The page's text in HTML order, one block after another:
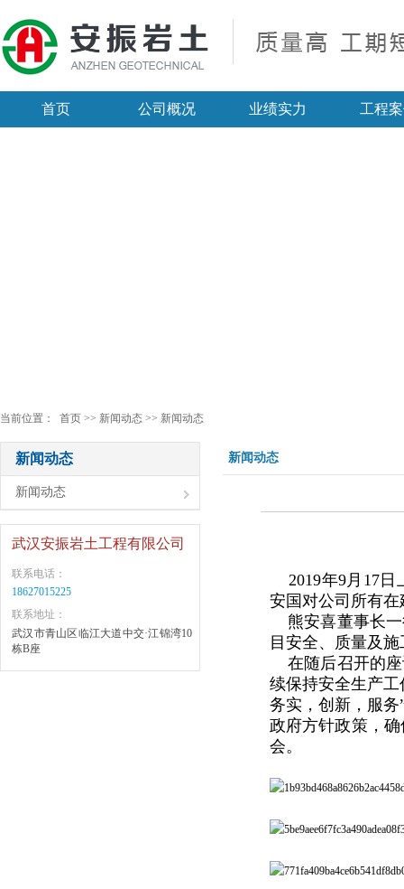
首页 公司概况 业绩实力 工程
当前位置： 首页 >> 新闻动态 >> 新闻动态
新闻动态
新闻动态
武汉安振岩土工程有限公司
联系电话：
18627015225
联系地址：
武汉市青山区临江大道中交·江锦湾10
栋B座
新闻动态
2019年9月17日
安国对公司所有
熊安喜董事长一
目安全、质量及
在随后召开的座
续保持安全生产
务实，创新，服
政府方针政策，
会。